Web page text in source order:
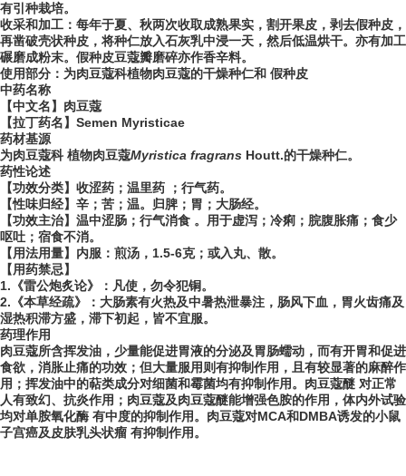
有引 种栽培。
收采和加工：每年于夏、秋两次收取成熟果实，割开果皮，剥去假种皮，
再凿破壳状种皮，将种仁放入石灰乳中浸一天，然后低温烘干。亦有加工
碾磨成粉末。假种皮豆蔻瓣磨碎亦作香辛料。
使用部分：为肉豆蔻科植物肉豆蔻的干燥种仁和 假种皮
中药名称
【中文名】肉豆蔻
【拉丁药名】Semen Myristicae
药材基源
为肉豆蔻科 植物肉豆蔻Myristica fragrans Houtt.的干燥种仁。
药性论述
【功效分类】收涩药；温里药 ；行气药。
【性味归经】辛；苦；温。归脾；胃；大肠经。
【功效主治】温中涩肠；行气消食 。用于虚泻；冷痢；脘腹胀痛；食少
呕吐；宿食不消。
【用法用量】内服：煎汤，1.5-6克；或入丸、散。
【用药禁忌】
1.《雷公炮炙论》：凡使，勿令犯铜。
2.《本草经疏》：大肠素有火热及中暑热泄暴注，肠风下血，胃火齿痛及
湿热积滞方盛，滞下初起，皆不宜服。
药理作用
肉豆蔻所含挥发油，少量能促进胃液的分泌及胃肠蠕动，而有开胃和促进
食欲，消胀止痛的功效；但大量服用则有抑制作用，且有较显著的麻醉作
用；挥发油中的萜类成分对细菌和霉菌均有抑制作用。肉豆蔻醚 对正常
人有致幻、抗炎作用；肉豆蔻及肉豆蔻醚能增强色胺的作用，体内外试验
均对单胺氧化酶 有中度的抑制作用。肉豆蔻对MCA和DMBA诱发的小鼠
子宫癌及皮肤乳头状瘤 有抑制作用。